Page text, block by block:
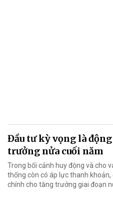
Đầu tư kỳ vọng là
trưởng nửa cuối năm
Trong bối cảnh huy động và cho
thống còn có áp lực thanh
chính cho tăng trưởng giai đoạn